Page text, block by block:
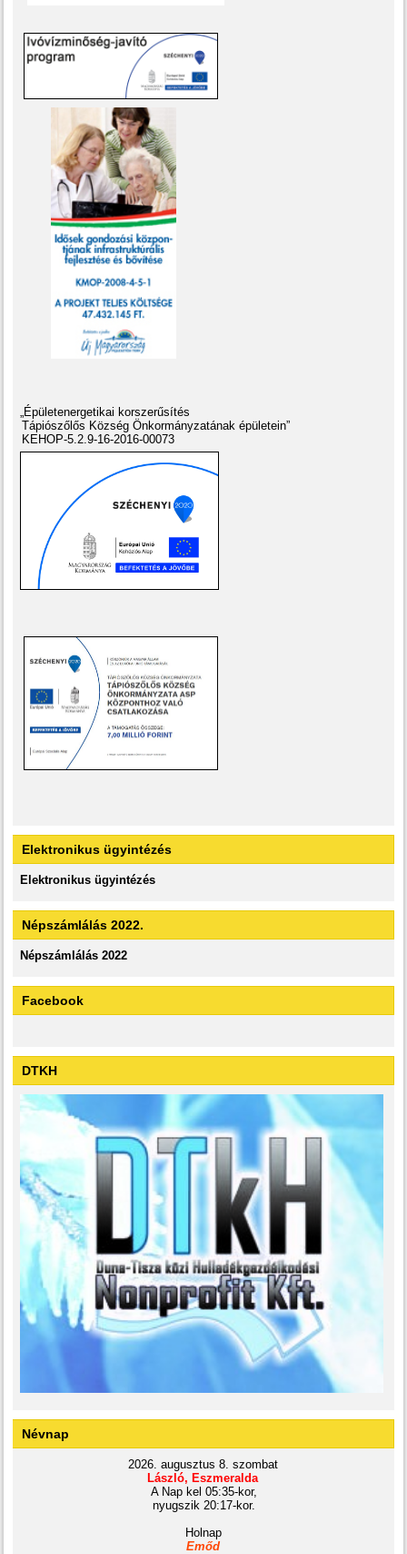
„Épületenergetikai korszerűsítés
Tápiószőlős Község Önkormányzatának épületein”
KEHOP-5.2.9-16-2016-00073
Elektronikus ügyintézés
Elektronikus ügyintézés
Népszámlálás 2022.
Népszámlálás 2022
Facebook
DTKH
Névnap
2026. augusztus 8. szombat
László, Eszmeralda
A Nap kel 05:35-kor,
nyugszik 20:17-kor.
Holnap
Emőd